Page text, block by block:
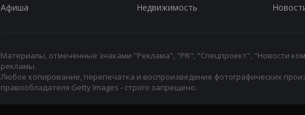
Афиша Недвижимость
Материалы, отмеченные знаками "Реклама", "PR", "Спецпроект", "Новости
рекламы.
Любое копирование, перепечатка и воспроизведение фотографических
правообладателя Getty Images - строго запрещено.